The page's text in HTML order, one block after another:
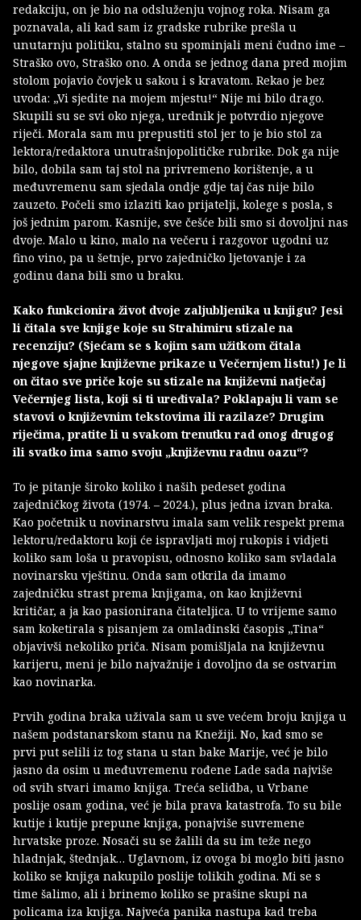
redakciju, on je bio na odsluženju vojnog roka. Nisam ga
poznavala, ali kad sam iz gradske rubrike prešla u
unutarnju politiku, stalno su spominjali meni čudno ime –
Straško ovo, Straško ono. A onda se jednog dana pred mojim
stolom pojavio čovjek u sakou i s kravatom. Rekao je bez
uvoda: „Vi sjedite na mojem mjestu!“ Nije mi bilo drago.
Skupili su se svi oko njega, urednik je potvrdio njegove
riječi. Morala sam mu prepustiti stol jer to je bio stol za
lektora/redaktora unutrašnjopolitičke rubrike. Dok ga nije
bilo, dobila sam taj stol na privremeno korištenje, a u
međuvremenu sam sjedala ondje gdje taj čas nije bilo
zauzeto. Počeli smo izlaziti kao prijatelji, kolege s posla, s
još jednim parom. Kasnije, sve češće bili smo si dovoljni nas
dvoje. Malo u kino, malo na večeru i razgovor ugodni uz
fino vino, pa u šetnje, prvo zajedničko ljetovanje i za
godinu dana bili smo u braku.
Kako funkcionira život dvoje zaljubljenika u knjigu? Jesi
li čitala sve knjige koje su Strahimiru stizale na
recenziju? (Sjećam se s kojim sam užitkom čitala
njegove sjajne književne prikaze u Večernjem listu!) Je li
on čitao sve priče koje su stizale na književni natječaj
Večernjeg lista, koji si ti uređivala? Poklapaju li vam se
stavovi o književnim tekstovima ili razilaze? Drugim
riječima, pratite li u svakom trenutku rad onog drugog
ili svatko ima samo svoju „književnu radnu oazu“?
To je pitanje široko koliko i naših pedeset godina
zajedničkog života (1974. – 2024.), plus jedna izvan braka.
Kao početnik u novinarstvu imala sam velik respekt prema
lektoru/redaktoru koji će ispravljati moj rukopis i vidjeti
koliko sam loša u pravopisu, odnosno koliko sam svladala
novinarsku vještinu. Onda sam otkrila da imamo
zajedničku strast prema knjigama, on kao književni
kritičar, a ja kao pasionirana čitateljica. U to vrijeme samo
sam koketirala s pisanjem za omladinski časopis „Tina“
objavivši nekoliko priča. Nisam pomišljala na književnu
karijeru, meni je bilo najvažnije i dovoljno da se ostvarim
kao novinarka.
Prvih godina braka uživala sam u sve većem broju knjiga u
našem podstanarskom stanu na Knežiji. No, kad smo se
prvi put selili iz tog stana u stan bake Marije, već je bilo
jasno da osim u međuvremenu rođene Lade sada najviše
od svih stvari imamo knjiga. Treća selidba, u Vrbane
poslije osam godina, već je bila prava katastrofa. To su bile
kutije i kutije prepune knjiga, ponajviše suvremene
hrvatske proze. Nosači su se žalili da su im teže nego
hladnjak, štednjak… Uglavnom, iz ovoga bi moglo biti jasno
koliko se knjiga nakupilo poslije tolikih godina. Mi se s
time šalimo, ali i brinemo koliko se prašine skupi na
policama iza knjiga. Najveća panika nastupa kad treba